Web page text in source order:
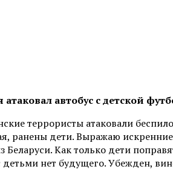
автобус с детской
террористы атаковали
ранены дети. Выражаю
Беларуси. Как только дети
нет будущего. Убежден,